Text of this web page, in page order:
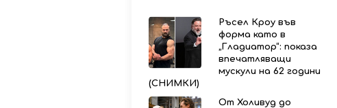
Ръсел Кроу във
форма като в
„Гладиатор“: показа
впечатляващи
мускули на 62 години
(СНИМКИ)
От Холивуд до